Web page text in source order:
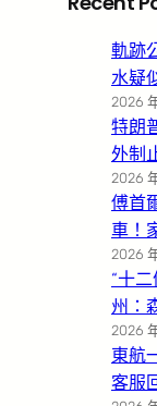
軌跡
水疑
2026
特朗
外制
2026
傅首
車！
2026
“十
州：
2026
東航
客服